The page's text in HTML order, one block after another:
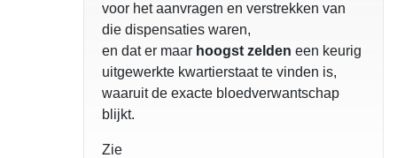
voor het aanvragen en verstrekken van
die dispensaties waren,
en dat er maar hoogst zelden een keurig
uitgewerkte kwartierstaat te vinden is,
waaruit de exacte bloedverwantschap
blijkt.
Zie